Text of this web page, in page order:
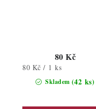
Skladem (42 ks)
80 Kč
Měrná
cena:
80 Kč / 1 ks